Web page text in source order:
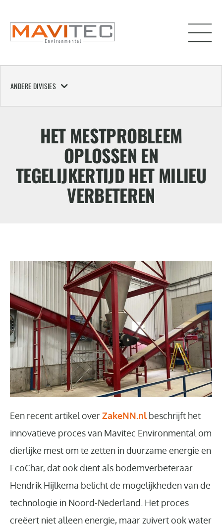
ANDERE DIVISIES
HET MESTPROBLEEM
OPLOSSEN EN
TEGELIJKERTIJD HET MILIEU
VERBETEREN
Een recent artikel overZakeNN.nlbeschrijft het
innovatieve proces van Mavitec Environmental om
dierlijke mest om te zetten in duurzame energie en
EcoChar, dat ook dient als bodemverbeteraar.
Hendrik Hijlkema belicht de mogelijkheden van de
technologie in Noord-Nederland. Het proces
creëert niet alleen energie, maar zuivert ook water